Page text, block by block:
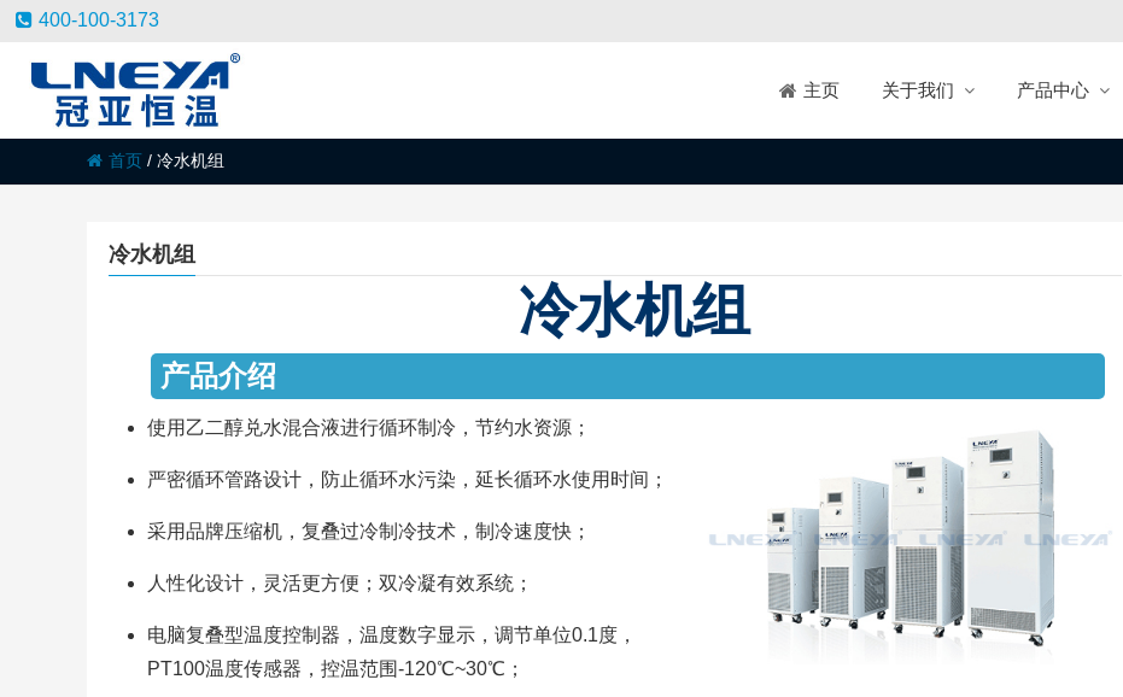
400-100-3173
主页 关于我们 产品中心
首页 / 冷水机组
冷水机组
冷水机组
产品介绍
使用乙二醇兑水混合液进行循环制冷，节约水资源；
严密循环管路设计，防止循环水污染，延长循环水使用时间；
采用品牌压缩机，复叠过冷制冷技术，制冷速度快；
人性化设计，灵活更方便；双冷凝有效系统；
电脑复叠型温度控制器，温度数字显示，调节单位0.1度，
PT100温度传感器，控温范围-120℃~30℃；